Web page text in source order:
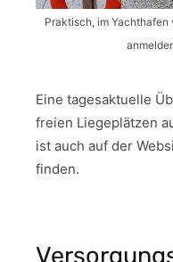
Praktisch, im
Eine tagesaktuelle
freien Liegeplätzen
ist auch auf der
finden.